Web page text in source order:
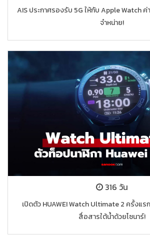
AIS ประกาศรองรับ 5G ให้กับ Apple Watch ค่
จำหน่าย!
316 วัน
เปิดตัว HUAWEI Watch Ultimate 2 ครั้งแ
สื่อสารใต้น้ำด้วยโซนาร์!